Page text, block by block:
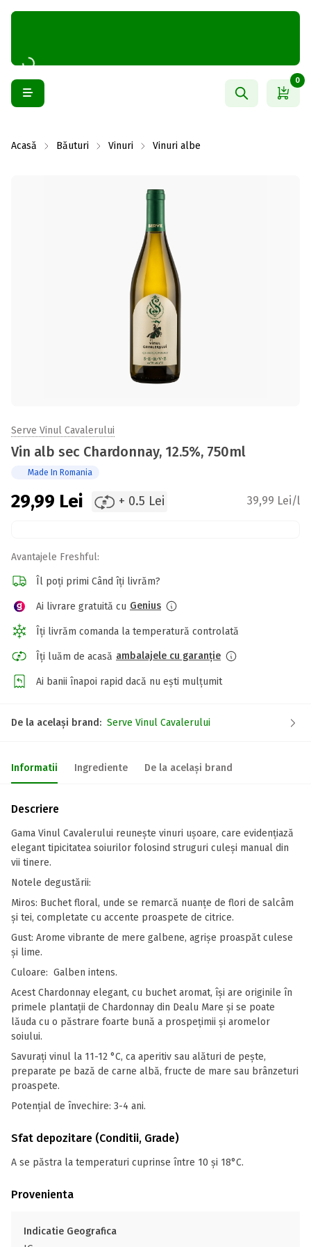
0
Acasă Băuturi Vinuri Vinuri albe
Serve Vinul Cavalerului
Vin alb sec Chardonnay, 12.5%, 750ml
Made In Romania
29,99 Lei + 0.5 Lei 39,99 Lei/l
Avantajele Freshful:
Îl poți primi Când îți livrăm?
Ai livrare gratuită cu Genius
Îți livrăm comanda la temperatură controlată
Îți luăm de acasă ambalajele cu garanție
Ai banii înapoi rapid dacă nu ești mulțumit
De la același brand: Serve Vinul Cavalerului
Informatii Ingrediente De la același brand
Descriere
Gama Vinul Cavalerului reuneşte vinuri uşoare, care evidenţiază
elegant tipicitatea soiurilor folosind struguri culeşi manual din
vii tinere.
Notele degustării:
Miros: Buchet floral, unde se remarcă nuanţe de flori de salcâm
şi tei, completate cu accente proaspete de citrice.
Gust: Arome vibrante de mere galbene, agrişe proaspăt culese
şi lime.
Culoare: Galben intens.
Acest Chardonnay elegant, cu buchet aromat, îşi are originile în
primele plantaţii de Chardonnay din Dealu Mare şi se poate
lăuda cu o păstrare foarte bună a prospeţimii şi aromelor
soiului.
Savuraţi vinul la 11-12 °C, ca aperitiv sau alături de peşte,
preparate pe bază de carne albă, fructe de mare sau brânzeturi
proaspete.
Potenţial de învechire: 3-4 ani.
Sfat depozitare (Conditii, Grade)
A se păstra la temperaturi cuprinse între 10 și 18°C.
Provenienta
Indicatie Geografica